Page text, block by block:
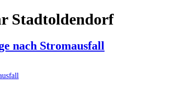
Stadtoldendorf
nach Stromausfall